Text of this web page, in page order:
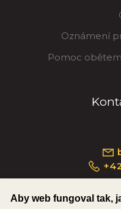
Oznámení
Pomoc
Aby web fungoval tak,